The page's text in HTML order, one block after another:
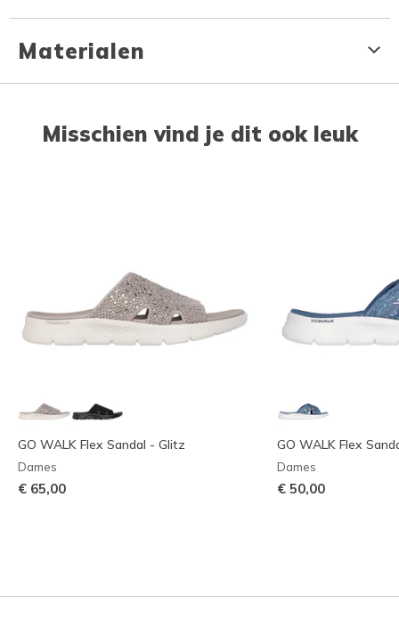
Materialen
Misschien vind je dit ook leuk
GO WALK Flex Sandal - Glitz
Dames
€ 65,00
GO WALK Flex
Dames
€ 50,00